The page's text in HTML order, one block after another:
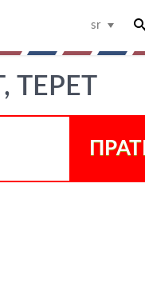
sr
ТЕРЕТ